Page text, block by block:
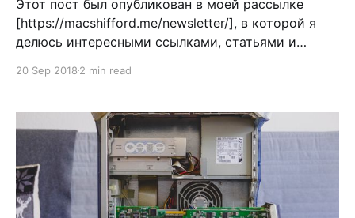
Этот пост был опубликован в моей рассылке
[https://macshifford.me/newsletter/], в которой я
делюсь интересными ссылками, статьями и
помогают по жизни. Подписывайтся на рассылку
c=888604&rid=1645048] если хочешь получать
подобные истории прямо в почтовый
20 Sep 2018 2 min read